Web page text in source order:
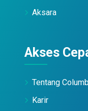
Aksara
Akses
Tentang
Karir